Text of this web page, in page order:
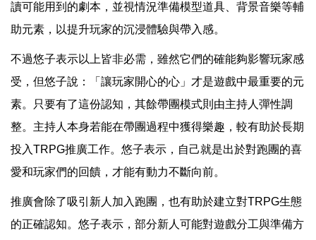
讀可能用到的劇本，並視情況準備模型道具、背景音樂等輔
助元素，以提升玩家的沉浸體驗與帶入感。
不過悠子表示以上皆非必需，雖然它們的確能夠影響玩家感
受，但悠子說：「讓玩家開心的心」才是遊戲中最重要的元
素。只要有了這份認知，其餘帶團模式則由主持人彈性調
整。主持人本身若能在帶團過程中獲得樂趣，較有助於長期
投入TRPG推廣工作。悠子表示，自己就是出於對跑團的喜
愛和玩家們的回饋，才能有動力不斷向前。
推廣會除了吸引新人加入跑團，也有助於建立對TRPG生態
的正確認知。悠子表示，部分新人可能對遊戲分工與準備方